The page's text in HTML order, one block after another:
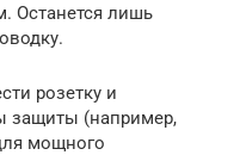
Останется лишь
розетку и
защиты (например,
мощного